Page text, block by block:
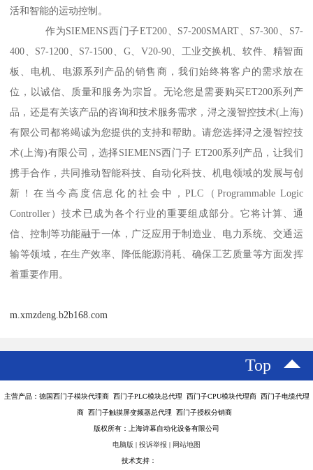
活和智能的运动控制。
作为SIEMENS西门子ET200、S7-200SMART、S7-300、S7-
400、S7-1200、S7-1500、G、V20-90、工业交换机、软件、精智面
板、电机、电源系列产品的销售商，我们始终将客户的需求放在
位，以诚信、质量和服务为宗旨。无论您是需要购买ET200系列产
品，还是有关该产品的咨询和技术服务需求，浔之漫智控技术(上海)
有限公司都将竭诚为您提供的支持和帮助。请您选择浔之漫智控技
术(上海)有限公司，选择SIEMENS西门子 ET200系列产品，让我们
携手合作，共同推动智能科技、自动化科技、机电领域的发展与创
新！在当今高度信息化的社会中，PLC（Programmable Logic
Controller）技术已成为各个行业的重要组成部分。它将计算、通
信、控制等功能融于一体，广泛应用于制造业、电力系统、交通运
输等领域，在生产效率、降低能源消耗、确保工艺质量等方面发挥
着重要作用。
m.xmzdeng.b2b168.com
Top
主营产品：德国西门子模块代理商 西门子PLC模块总代理 西门子CPU模块代理商 西门子电缆代理
商 西门子触摸屏变频器总代理 西门子授权分销商
版权所有：上海诗幕自动化设备有限公司
电脑版 | 投诉举报 | 网站地图
技术支持：